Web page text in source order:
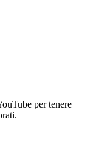
per tenere